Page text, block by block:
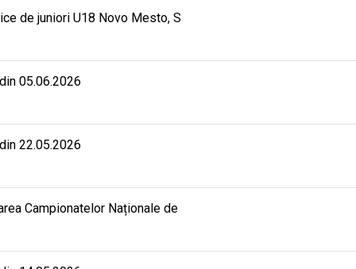
de juniori U18 Novo Mesto, S
05.06.2026
22.05.2026
Campionatelor Naționale de